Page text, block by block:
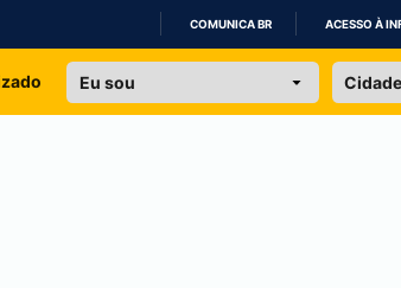
IR
COMUNICA BR ACESSO À